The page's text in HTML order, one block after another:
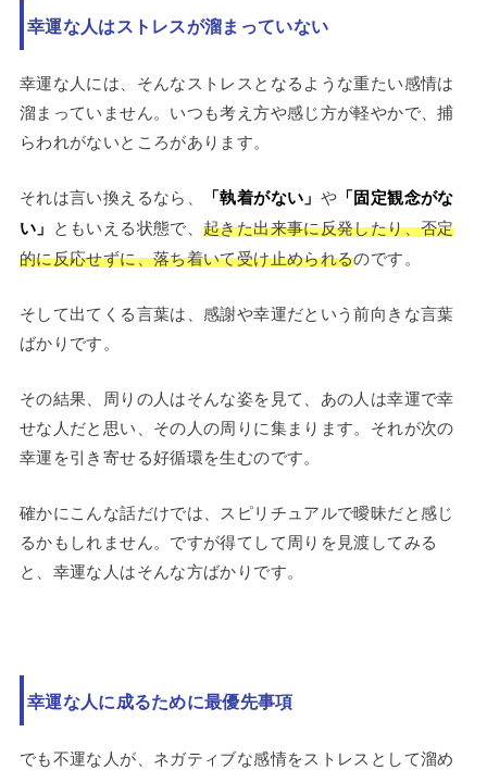
幸運な人はストレスが溜まっていない
幸運な人には、そんなストレスとなるような重たい感情は
溜まっていません。いつも考え方や感じ方が軽やかで、捕
らわれがないところがあります。
それは言い換えるなら、 「執着がない」 や 「固定観念がな
い」 ともいえる状態で、起きた出来事に反発したり、否定
的に反応せずに、落ち着いて受け止められるのです。
そして出てくる言葉は、感謝や幸運だという前向きな言葉
ばかりです。
その結果、周りの人はそんな姿を見て、あの人は幸運で幸
せな人だと思い、その人の周りに集まります。それが次の
幸運を引き寄せる好循環を生むのです。
確かにこんな話だけでは、スピリチュアルで曖昧だと感じ
るかもしれません。ですが得てして周りを見渡してみる
と、幸運な人はそんな方ばかりです。
幸運な人に成るために最優先事項
でも不運な人が、ネガティブな感情をストレスとして溜め